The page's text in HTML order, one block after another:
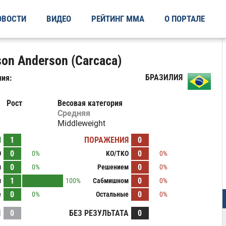
ВИДЕО РЕЙТИНГ ММА О ПОРТАЛЕ
Anderson (Carcaca)
БРАЗИЛИЯ
Рост
Весовая категория
Средняя
Middleweight
1
0
0%
0
0%
1
100%
0 0%
ПОРАЖЕНИЯ 0
KO/TKO 0
0%
Решением
0
0%
Сабмишном
0
0%
Остальные
0 0%
0 БЕЗ РЕЗУЛЬТАТА 0